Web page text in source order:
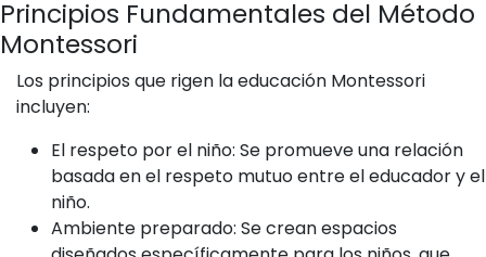
Principios Fundamentales del Método
Montessori
Los principios que rigen la educación Montessori
incluyen:
El respeto por el niño: Se promueve una relación
basada en el respeto mutuo entre el educador y el
niño.
Ambiente preparado: Se crean espacios